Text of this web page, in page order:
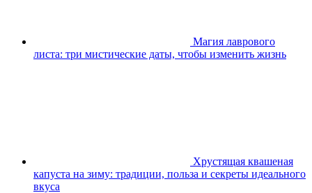
Магия лаврового
листа: три мистические даты, чтобы изменить жизнь
Хрустящая квашеная
капуста на зиму: традиции, польза и секреты идеального
вкуса